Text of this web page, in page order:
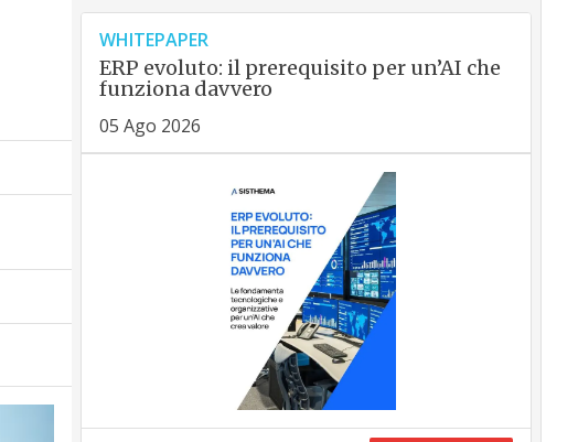
WHITEPAPER
ERP evoluto: il prerequisito per un’AI che
funziona davvero
05 Ago 2026